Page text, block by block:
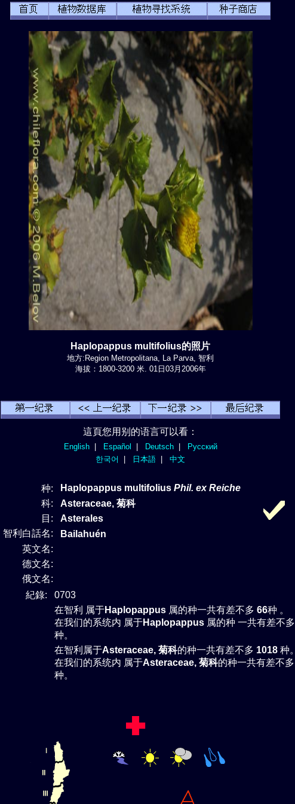
Haplopappus multifolius的照片
地方:Region Metropolitana, La Parva, 智利
海拔：1800-3200 米. 01日03月2006年
這頁您用别的语言可以看：
English| Español Deutsch|
Русский
한국어
日本語 中文
种: Haplopappus multifolius Phil. ex Reiche
科:
Asteraceae, 菊科
目:
Asterales
智利白話名:
Bailahuén
英文名:
德文名:
俄文名:
紀錄:
0703
在智利 属于Haplopappus 属的种一共有差不多 66种 。
在我们的系统内 属于Haplopappus 属的种 一共有差不多
种。
在智利属于Asteraceae, 菊科的种一共有差不多 1018 种。
在我们的系统内 属于Asteraceae, 菊科的种一共有差不多
种。